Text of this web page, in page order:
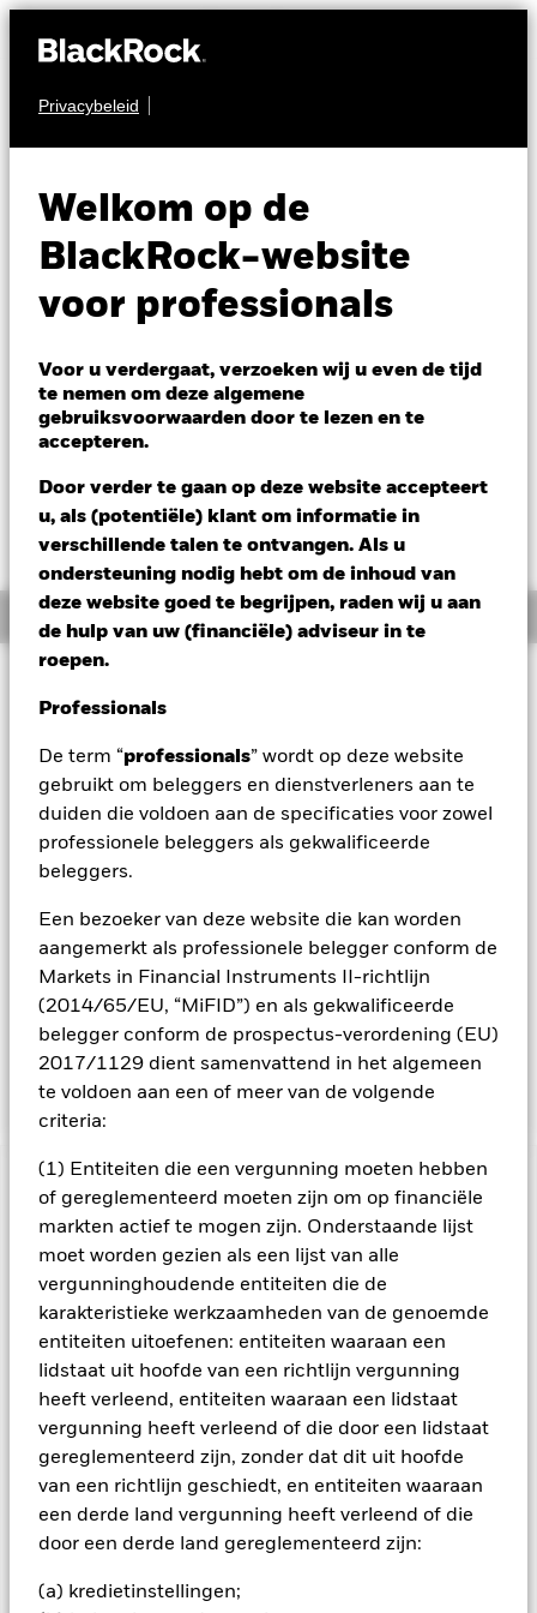
Privacybeleid
Welkom op de
BlackRock-website
voor professionals
Voor u verdergaat, verzoeken wij u even de tijd
te nemen om deze algemene
gebruiksvoorwaarden door te lezen en te
accepteren.
Door verder te gaan op deze website accepteert
u, als (potentiële) klant om informatie in
verschillende talen te ontvangen. Als u
ondersteuning nodig hebt om de inhoud van
deze website goed te begrijpen, raden wij u aan
de hulp van uw (financiële) adviseur in te
roepen.
Professionals
De term “professionals” wordt op deze website
gebruikt om beleggers en dienstverleners aan te
duiden die voldoen aan de specificaties voor zowel
professionele beleggers als gekwalificeerde
beleggers.
Een bezoeker van deze website die kan worden
aangemerkt als professionele belegger conform de
Markets in Financial Instruments II-richtlijn
(2014/65/EU, “MiFID”) en als gekwalificeerde
belegger conform de prospectus-verordening (EU)
2017/1129 dient samenvattend in het algemeen
te voldoen aan een of meer van de volgende
criteria:
(1) Entiteiten die een vergunning moeten hebben
of gereglementeerd moeten zijn om op financiële
markten actief te mogen zijn. Onderstaande lijst
moet worden gezien als een lijst van alle
vergunninghoudende entiteiten die de
karakteristieke werkzaamheden van de genoemde
entiteiten uitoefenen: entiteiten waaraan een
lidstaat uit hoofde van een richtlijn vergunning
heeft verleend, entiteiten waaraan een lidstaat
vergunning heeft verleend of die door een lidstaat
gereglementeerd zijn, zonder dat dit uit hoofde
van een richtlijn geschiedt, en entiteiten waaraan
een derde land vergunning heeft verleend of die
door een derde land gereglementeerd zijn:
(a) kredietinstellingen;
OBLIGATIES
Yield Bond Fund
NAV per 07/aug/2026
RMB 88,10
Verandering NAV 1 dag per 07/aug/2026
RMB 0,13 (0,15%)
Overzicht
Het Fonds streeft naar een maximaal rendement op uw
inkomsten uit de activa van het Fonds, op een wijze die in
overeenstemming is met de principes van duurzaam
beleggen en een beleggingsbeleid dat rekening houdt met
criteria op het vlak van milieu, maatschappij en governance
vermogen in vastrentende effecten die zijn uitgedrukt in US-
looptijd). Ten minste 70% van de totale activa van het
Fondsomvatten beleggingen met een relatief lage
kredietrating of geen rating. De rest kan beleggingen
omvatten van investment grade (d.w.z. dat zij voldoen aan
BELANGRIJKE GEGEVENS: Kapitaalrisico.
De waarde en
zijn niet gegarandeerd. Beleggers verliezen mogelijk hun
oorspronkelijke inleg.
gevoeliger voor veranderingen in rentetarieven en brengen
een groter 'kredietrisico' met zich mee dan vastrentende
effecten met een hogere rating. Derivaten kunnen bijzonder
gevoelig zijn voor veranderingen in waarde van het actief
waarop ze zijn gebaseerd. Hierdoor kan de omvang van de
schommelingen in de waarde van het fonds. De invloed op
het Fonds kan groter zijn wanneer op een uitvoerige of
complexe manier wordt gebruikgemaakt van derivaten. Het
Fonds streeft ernaar ondernemingen uit te sluiten die zich
overeenstemming zijn met ESG-criteria. Beleggers dienen